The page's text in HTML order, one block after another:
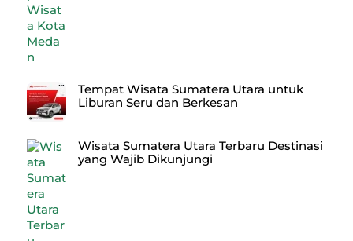
Tempat Wisata Sumatera Utara untuk
Liburan Seru dan Berkesan
Wisata Sumatera Utara Terbaru Destinasi
yang Wajib Dikunjungi